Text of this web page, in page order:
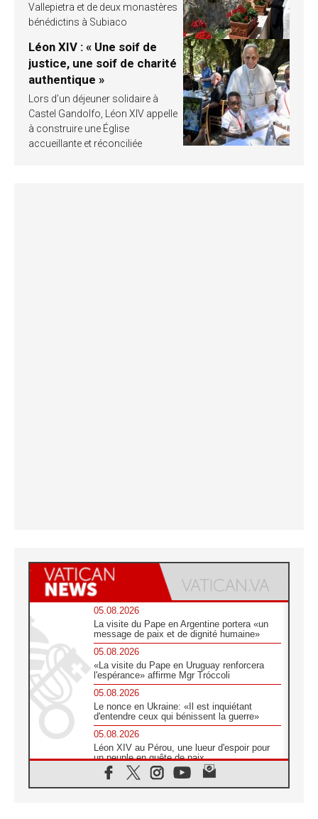
Vallepietra et de deux monastères
bénédictins à Subiaco
Léon XIV : « Une soif de
justice, une soif de charité
authentique »
Lors d’un déjeuner solidaire à
Castel Gandolfo, Léon XIV appelle
à construire une Église
accueillante et réconciliée
05.08.2026
La visite du Pape en Argentine portera «un
message de paix et de dignité humaine»
05.08.2026
«La visite du Pape en Uruguay renforcera
l'espérance» affirme Mgr Tróccoli
05.08.2026
Le nonce en Ukraine: «Il est inquiétant
d'entendre ceux qui bénissent la guerre»
05.08.2026
Léon XIV au Pérou, une lueur d'espoir pour
un peuple en quête de paix
05.08.2026
SCEAM: L'Église en Afrique vers